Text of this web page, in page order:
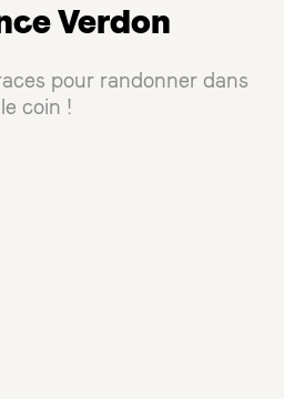
Verdon
pour randonner dans
le coin !